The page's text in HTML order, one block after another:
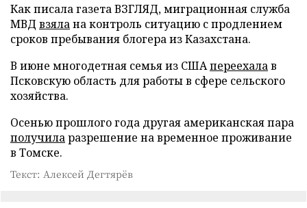
Как писала газета ВЗГЛЯД, миграционная служба
МВД взялана контроль ситуацию с продлением
сроков пребывания блогера из Казахстана.
В июне многодетная семья из СШАпереехалав
Псковскую область для работы в сфере сельского
хозяйства.
Осенью прошлого года другая американская пара
получиларазрешение на временное проживание
в Томске.
Текст: Алексей Дегтярёв